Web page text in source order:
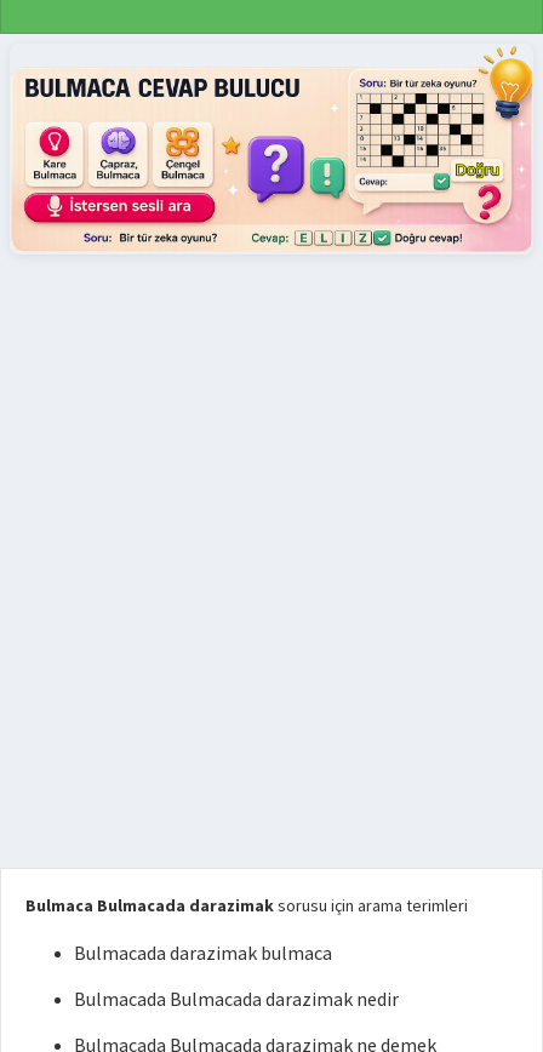
Bulmaca Bulmacada darazimaksorusu için arama terimleri
Bulmacada darazimak bulmaca
Bulmacada Bulmacada darazimak nedir
Bulmacada Bulmacada darazimak ne demek